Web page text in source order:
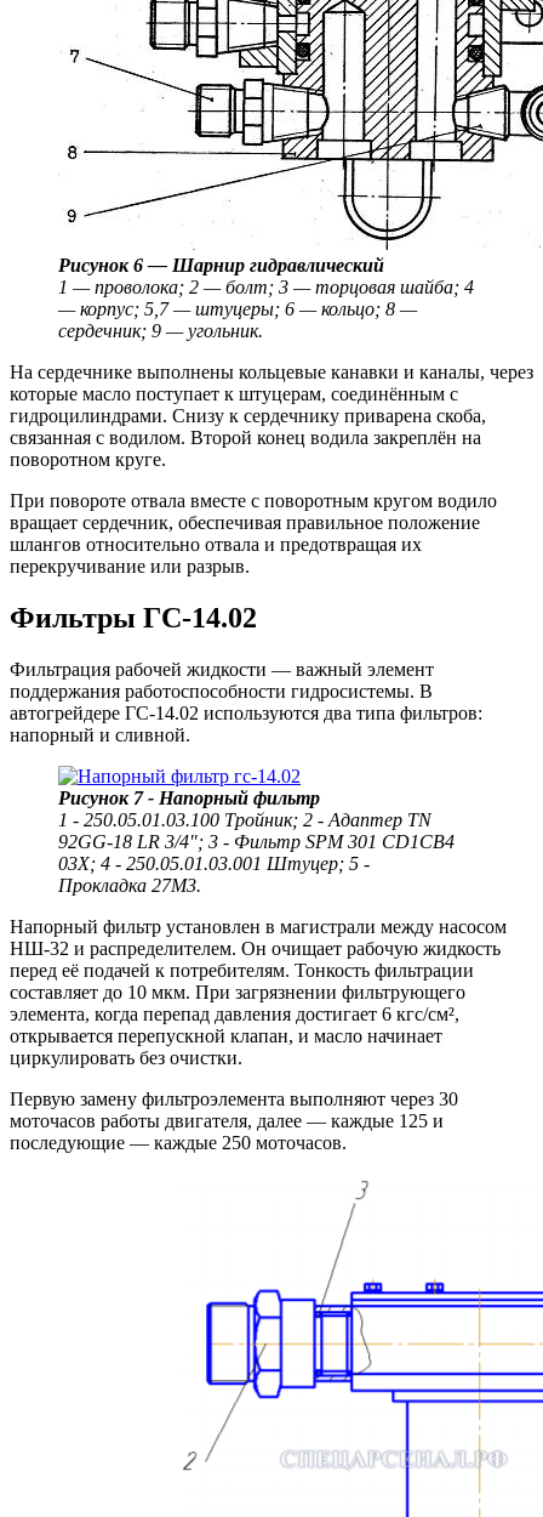
Рисунок 6 — Шарнир гидравлический
1 — проволока; 2 — болт; 3 — торцовая шайба; 4
— корпус; 5,7 — штуцеры; 6 — кольцо; 8 —
сердечник; 9 — угольник.
На сердечнике выполнены кольцевые канавки и каналы, через
которые масло поступает к штуцерам, соединённым с
гидроцилиндрами. Снизу к сердечнику приварена скоба,
связанная с водилом. Второй конец водила закреплён на
поворотном круге.
При повороте отвала вместе с поворотным кругом водило
вращает сердечник, обеспечивая правильное положение
шлангов относительно отвала и предотвращая их
перекручивание или разрыв.
Фильтры ГС-14.02
Фильтрация рабочей жидкости — важный элемент
поддержания работоспособности гидросистемы. В
автогрейдере ГС-14.02 используются два типа фильтров:
напорный и сливной.
Рисунок 7 - Напорный фильтр
1 - 250.05.01.03.100 Тройник; 2 - Адаптер TN
92GG-18 LR 3/4"; 3 - Фильтр SPM 301 CD1CB4
03X; 4 - 250.05.01.03.001 Штуцер; 5 -
Прокладка 27М3.
Напорный фильтр установлен в магистрали между насосом
НШ-32 и распределителем. Он очищает рабочую жидкость
перед её подачей к потребителям. Тонкость фильтрации
составляет до 10 мкм. При загрязнении фильтрующего
элемента, когда перепад давления достигает 6 кгс/см²,
открывается перепускной клапан, и масло начинает
циркулировать без очистки.
Первую замену фильтроэлемента выполняют через 30
моточасов работы двигателя, далее — каждые 125 и
последующие — каждые 250 моточасов.